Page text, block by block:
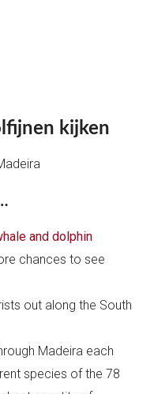
kijken
and dolphin
chances to see
out along the South
Madeira each
species of the 78